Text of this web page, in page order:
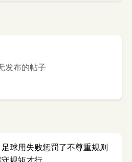
发布的帖子
球用失败惩罚了不尊重规则
规矩才行